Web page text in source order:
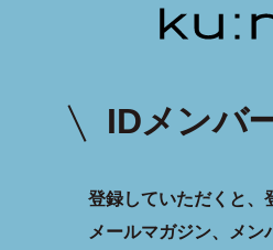
IDメンバ
登録していただくと、
メールマガジン、メン